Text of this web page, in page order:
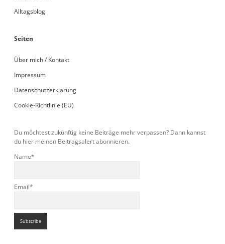
Alltagsblog
Seiten
Über mich / Kontakt
Impressum
Datenschutzerklärung
Cookie-Richtlinie (EU)
Du möchtest zukünftig keine Beiträge mehr verpassen? Dann kannst
du hier meinen Beitragsalert abonnieren.
Name*
Email*